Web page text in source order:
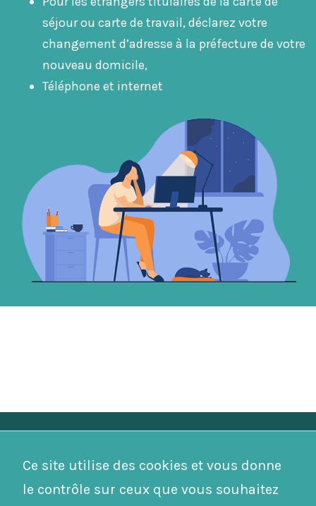
séjour ou carte de travail, déclarez votre
changement d’adresse à la préfecture de votre
nouveau domicile,
Téléphone et internet
33720 Budos
05 56 62 51 59
Nous contacter
Ce site utilise des cookies et vous donne
le contrôle sur ceux que vous souhaitez